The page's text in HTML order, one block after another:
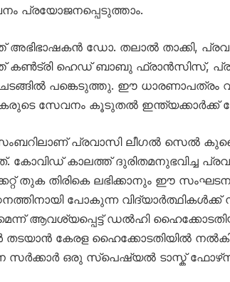
പ്രയോജനപ്പെടുത്താം.
ഡോ. തലാൽ താക്കി,
ഹെഡ് ബാബു ഫ്രാൻസിസ്,
ചടങ്ങിൽ പങ്കെടുത്തു. ഈ ധാരണാപത്രം
സേവനം കൂടുതൽ ഇന്ത്യക്കാർക്ക്
പ്രവാസി ലീഗൽ സെൽ
കോവിഡ് കാലത്ത് ദുരിതമനുഭവിച്ച
തുക തിരികെ ലഭിക്കാനും ഈ
പോകുന്ന
ആവശ്യപ്പെട്ട് ഡൽഹി
തടയാൻ കേരള ഹൈക്കോടതിയിൽ
സർക്കാർ ഒരു സ്പെഷ്യൽ ടാസ്ക്